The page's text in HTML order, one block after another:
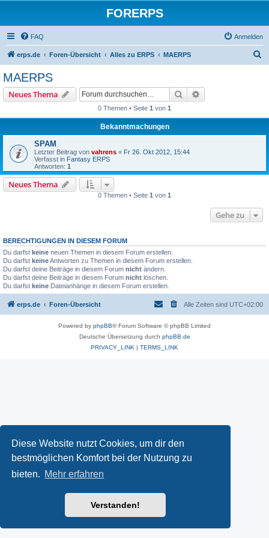
Diese Website nutzt Cookies, um dir den
bestmöglichen Komfort bei der Nutzung zu
bieten. Mehr erfahren
Verstanden!
FORERPS
FAQ Anmelden
erps.de Foren-Übersicht Alles zu ERPS MAERPS
MAERPS
Neues Thema Suche
0 Themen • Seite 1 von 1
Bekanntmachungen
SPAM
Letzter Beitrag von vahrens « Fr 26. Okt 2012, 15:44
Verfasst in Fantasy ERPS
Antworten: 1
Neues Thema
0 Themen • Seite 1 von 1
Gehe zu
BERECHTIGUNGEN IN DIESEM FORUM
Du darfst keine neuen Themen in diesem Forum erstellen.
Du darfst keineAntworten zu Themen in diesem Forum erstellen.
Du darfst deine Beiträge in diesem Forum nicht ändern.
Du darfst deine Beiträge in diesem Forum nicht löschen.
Du darfst keine Dateianhänge in diesem Forum erstellen.
erps.de Foren-Übersicht Alle Zeiten sind UTC+02:00
Powered by phpBB® Forum Software © phpBB Limited
Deutsche Übersetzung durch phpBB.de
PRIVACY_LINK | TERMS_LINK